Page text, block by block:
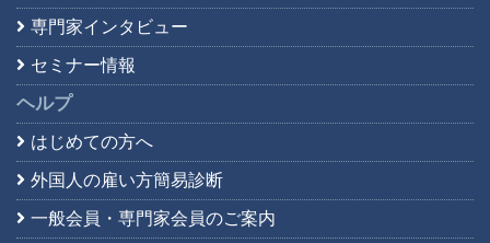
専門家インタビュー
セミナー情報
ヘルプ
はじめての方へ
外国人の雇い方簡易診断
一般会員・専門家会員のご案内